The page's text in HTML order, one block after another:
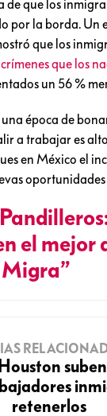
de que los
por la borda. Un
que los
que los
un 56 %
una época de
a trabajar es
en México el
el mejor
Migra”
retenerlos